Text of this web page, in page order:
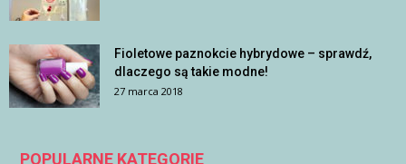
Fioletowe paznokcie hybrydowe – sprawdź,
dlaczego są takie modne!
27 marca 2018
POPULARNE KATEGORIE